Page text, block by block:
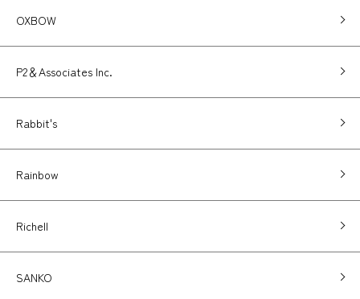
OXBOW
P2＆Associates Inc.
Rabbit's
Rainbow
Richell
SANKO